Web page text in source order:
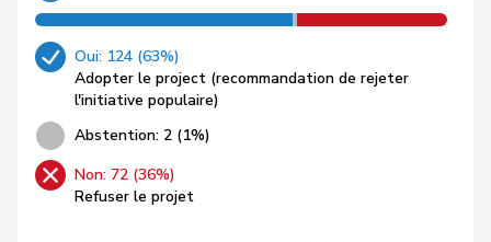
Oui: 124 (63%)
Adopter le project (recommandation de rejeter
l'initiative populaire)
Abstention: 2 (1%)
Non: 72 (36%)
Refuser le projet